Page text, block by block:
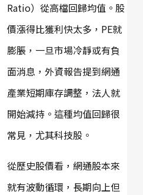
Ratio）從高檔回歸均值。股
價漲得比獲利快太多，PE就
膨脹，一旦市場冷靜或有負
面消息，外資報告提到網通
產業短期庫存調整，法人就
開始減持。這種均值回歸很
常見，尤其科技股。
從歷史股價看，網通股本來
就有波動循環，長期向上但